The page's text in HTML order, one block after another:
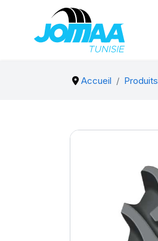
Accueil Produits